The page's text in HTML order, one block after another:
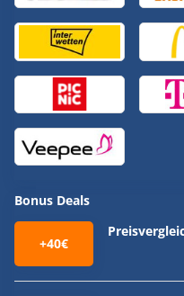
Bonus Deals
+40€